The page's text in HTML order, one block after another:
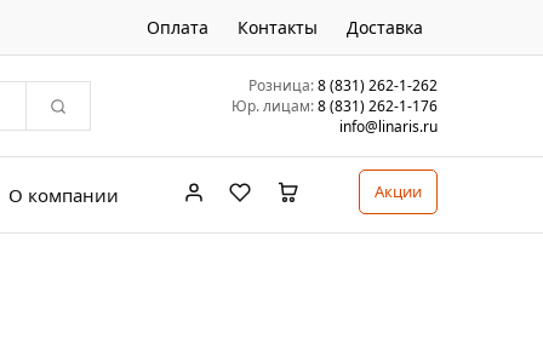
Оплата Контакты Доставка
Розница:8 (831) 262-1-262
Юр. лицам:8 (831) 262-1-176
info@linaris.ru
О компании Акции